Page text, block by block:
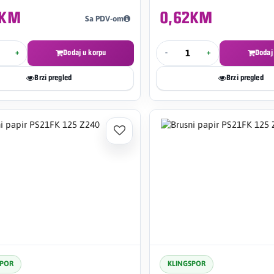
Sa PDV-om
+ Dodaj u korpu
Brzi pregled
0,62KM
- +
Brzi pregled
KLINGSPOR